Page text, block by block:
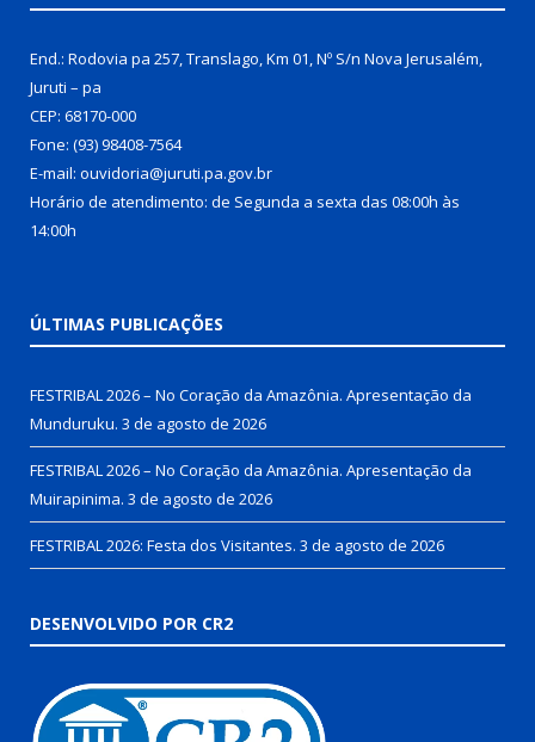
End.: Rodovia pa 257, Translago, Km 01, Nº S/n Nova Jerusalém,
Juruti – pa
CEP: 68170-000
Fone: (93) 98408-7564
E-mail: ouvidoria@juruti.pa.gov.br
Horário de atendimento: de Segunda a sexta das 08:00h às
14:00h
ÚLTIMAS PUBLICAÇÕES
FESTRIBAL 2026 – No Coração da Amazônia. Apresentação da
Munduruku. 3 de agosto de 2026
FESTRIBAL 2026 – No Coração da Amazônia. Apresentação da
Muirapinima. 3 de agosto de 2026
FESTRIBAL 2026: Festa dos Visitantes. 3 de agosto de 2026
DESENVOLVIDO POR CR2